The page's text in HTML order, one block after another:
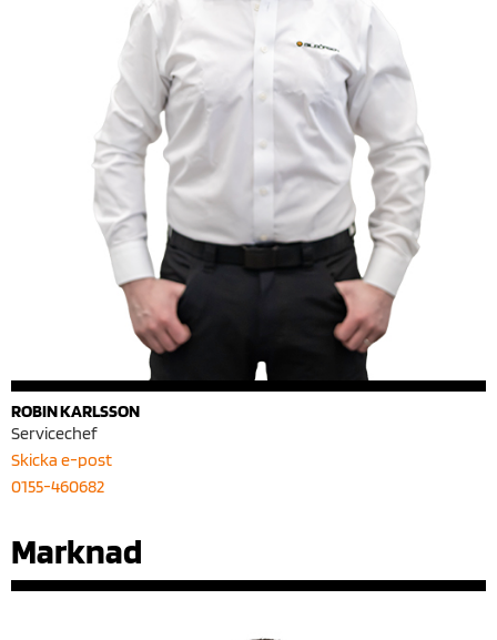
ROBIN KARLSSON
Servicechef
Skicka e-post
0155-460682
Marknad